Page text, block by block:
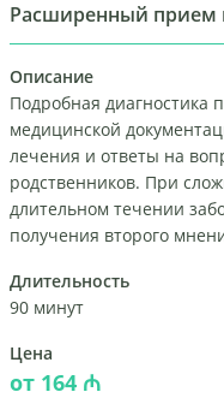
Расширенный прием
Описание
Подробная диагностика
медицинской
лечения и ответы на
родственников. При
длительном течении
получения второго
Длительность
90 минут
Цена
от 164 ₼